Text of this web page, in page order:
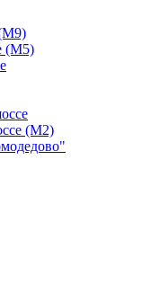
(М5)
(М2)